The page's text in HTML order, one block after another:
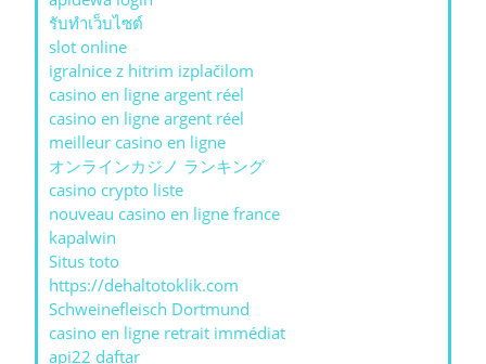
รับทําเว็บไซต์
slot online
igralnice z hitrim izplačilom
casino en ligne argent réel
casino en ligne argent réel
meilleur casino en ligne
オンラインカジノ ランキング
casino crypto liste
nouveau casino en ligne france
kapalwin
Situs toto
https://dehaltotoklik.com
Schweinefleisch Dortmund
casino en ligne retrait immédiat
api22 daftar